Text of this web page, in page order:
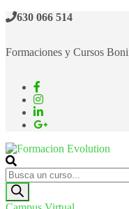
630 066 514
Formaciones y Cursos
Formacion Evolution
Cursos de formación